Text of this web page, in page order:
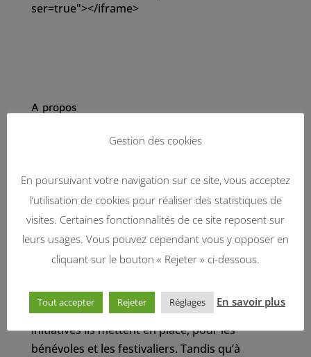
ser=true"></iframe>
A propos
A Quimper cette semaine, nous rencontrons le
cherche à rendre les festivals bretons plus
durables. Réunis pour écouter une
intervenante d’Al’Terre Breizh leur proposer un
nouvel outil de sensibilisation au gaspillage, ils
reviennent sur leur parcours. Les
culturelles nous expliquent quelles sont leurs
préoccupations écologiques, et quelles
initiatives ils mettent en place, pour les
bénévoles et les festivaliers. Tandis qu’à
Gestion des cookies
En poursuivant votre navigation sur ce site, vous acceptez
l’utilisation de cookies pour réaliser des statistiques de
visites. Certaines fonctionnalités de ce site reposent sur
leurs usages. Vous pouvez cependant vous y opposer en
cliquant sur le bouton « Rejeter » ci-dessous.
Tout accepter Rejeter Réglages En savoir plus